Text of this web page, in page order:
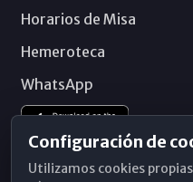
Horarios de Misa
Hemeroteca
WhatsApp
Configuración de
Utilizamos cookies